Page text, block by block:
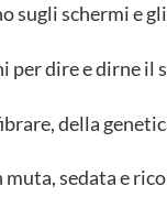
sugli schermi e
per dire e dirne il
della
muta, sedata e